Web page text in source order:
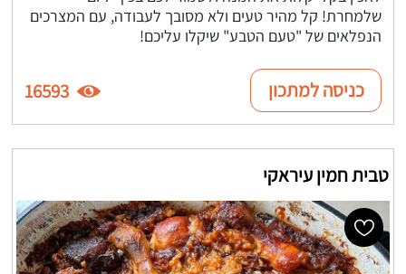
שלמחרת! קל מהיר טעים ולא מסובך לעבודה, עם המצרכים
הנפלאים של "טעם הטבע" שיקלו עליכם!
כניסה למתכון 16593
טבית חמין עיראקי